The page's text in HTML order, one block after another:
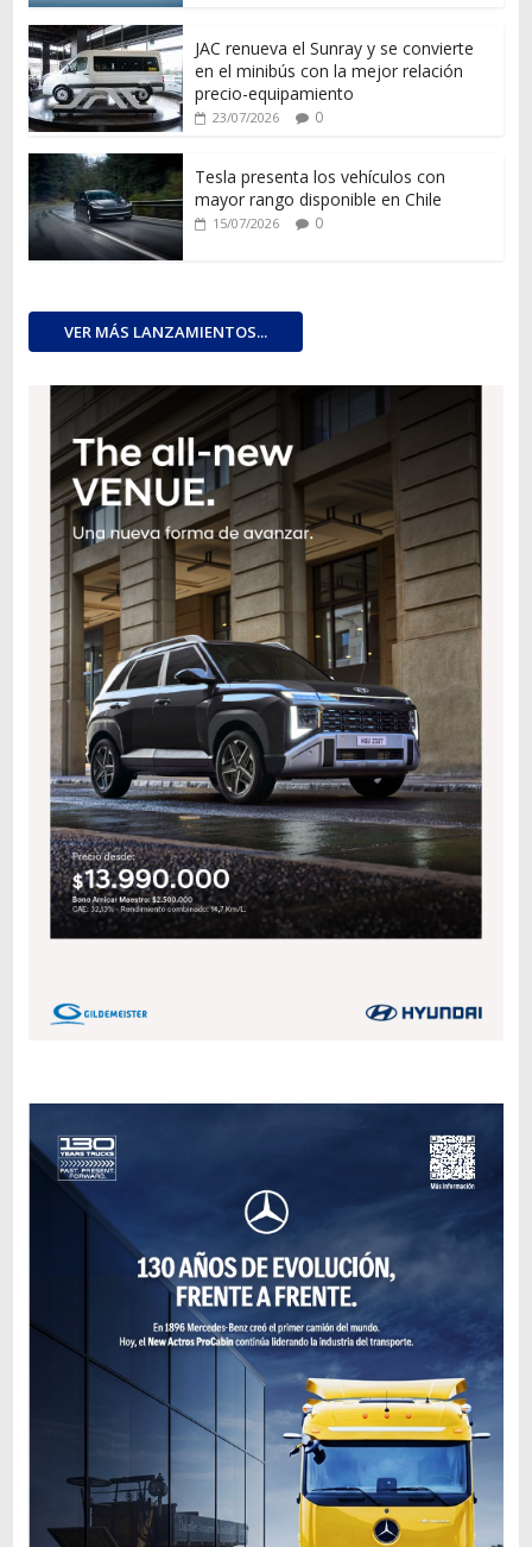
JAC renueva el Sunray y se convierte
en el minibús con la mejor relación
precio-equipamiento
23/07/2026 0
Tesla presenta los vehículos con
mayor rango disponible en Chile
15/07/2026 0
VER MÁS LANZAMIENTOS...